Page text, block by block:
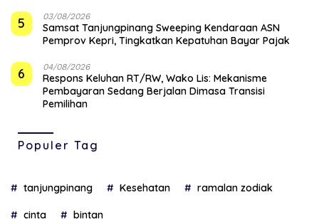
5 03/08/2026
Samsat Tanjungpinang Sweeping Kendaraan ASN
Pemprov Kepri, Tingkatkan Kepatuhan Bayar Pajak
6 04/08/2026
‎Respons Keluhan RT/RW, Wako Lis: Mekanisme
Pembayaran Sedang Berjalan Dimasa Transisi
Pemilihan
Populer Tag
tanjungpinang Kesehatan ramalan zodiak
cinta bintan